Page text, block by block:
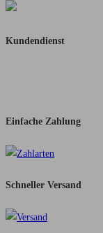
Kundendienst
Einfache Zahlung
Schneller Versand​